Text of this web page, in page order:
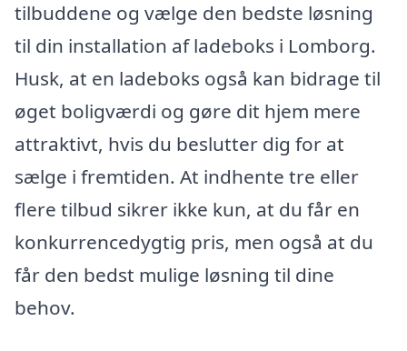
tilbuddene og vælge den bedste løsning
til din installation af ladeboks i Lomborg.
Husk, at en ladeboks også kan bidrage til
øget boligværdi og gøre dit hjem mere
attraktivt, hvis du beslutter dig for at
sælge i fremtiden. At indhente tre eller
flere tilbud sikrer ikke kun, at du får en
konkurrencedygtig pris, men også at du
får den bedst mulige løsning til dine
behov.